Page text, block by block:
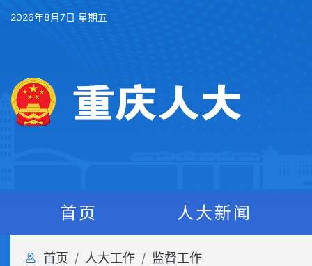
2026年8月7日 星期五
首页 人大新闻
首页 人大工作 监督工作